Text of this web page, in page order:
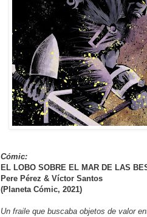
Cómic:
EL LOBO SOBRE EL MAR DE LAS
Pere Pérez & Víctor Santos
(Planeta Cómic, 2021)
Un fraile que buscaba objetos de valor